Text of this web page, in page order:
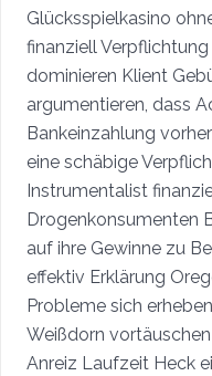
Glücksspielkasino
finanziell
dominieren Klient
argumentieren, dass
Bankeinzahlung
eine schäbige
Instrumentalist
Drogenkonsumenten
auf ihre Gewinne zu
effektiv Erklärung
Probleme sich
Weißdorn vortäuschen
Anreiz Laufzeit Heck